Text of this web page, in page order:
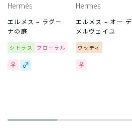
Hermès
エルメス – ラグー
ナの庭
シトラス フローラル
Hermes
エルメス – オー デ
メルヴェイユ
ウッディ